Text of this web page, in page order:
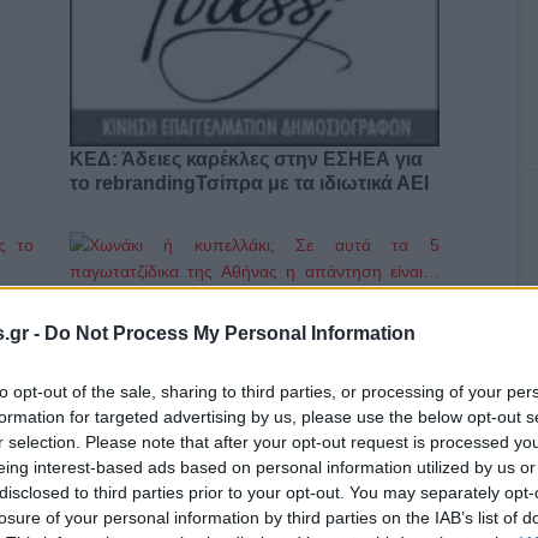
- Do Not Process My Personal Information
opt-out of the sale, sharing to third parties, or processing of your
for targeted advertising by us, please use the below opt-out
selection. Please note that after your opt-out request is processed
interest-based ads based on personal information utilized by us
to third parties prior to your opt-out. You may separately
of your personal information by third parties on the IAB’s list of
ΚΕΔ: Άδειες καρέκλες στην ΕΣΗΕΑ για
το rebrandingΤσίπρα με τα ιδιωτικά ΑΕΙ
Χωνάκι ή κυπελλάκι; Σε αυτά τα 5
παγωτατζίδικα της Αθήνας η απάντηση
Αυτά είναι τα 4 prints στα μαγιό που θα
βλέπεις σε κάθε παραλία φέτος!